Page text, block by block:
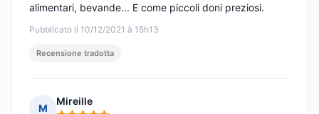
Pubblicato il 10/12/2021 à 15h13
alimentari, bevande... E come piccoli doni preziosi.
Recensione tradotta
M
Mireille